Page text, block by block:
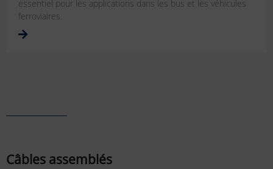
essentiel pour les applications dans les bus et les véhicules
ferroviaires.
Câbles assemblés